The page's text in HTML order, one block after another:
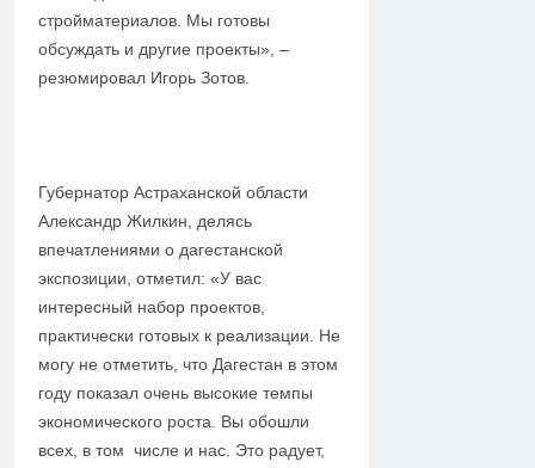
стройматериалов. Мы готовы
обсуждать и другие проекты», –
резюмировал Игорь Зотов.
Губернатор Астраханской области
Александр Жилкин, делясь
впечатлениями о дагестанской
экспозиции, отметил: «У вас
интересный набор проектов,
практически готовых к реализации. Не
могу не отметить, что Дагестан в этом
году показал очень высокие темпы
экономического роста. Вы обошли
всех, в том числе и нас. Это радует,